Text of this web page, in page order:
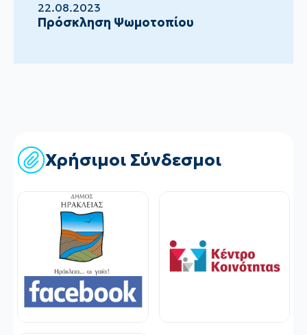
22.08.2023
Πρόσκληση Ψωμοτοπίου
Χρήσιμοι Σύνδεσμοι